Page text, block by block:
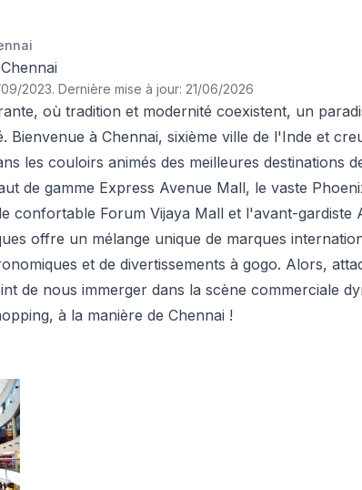
2023. Dernière mise à jour: 21/06/2026
où tradition et modernité coexistent, un
Bienvenue à Chennai, sixième ville de l'Inde et
les couloirs animés des meilleures destinations
de gamme Express Avenue Mall, le vaste
confortable Forum Vijaya Mall et l'avant-gardiste
offre un mélange unique de marques
et de divertissements à gogo. Alors,
de nous immerger dans la scène commerciale
à la manière de Chennai !